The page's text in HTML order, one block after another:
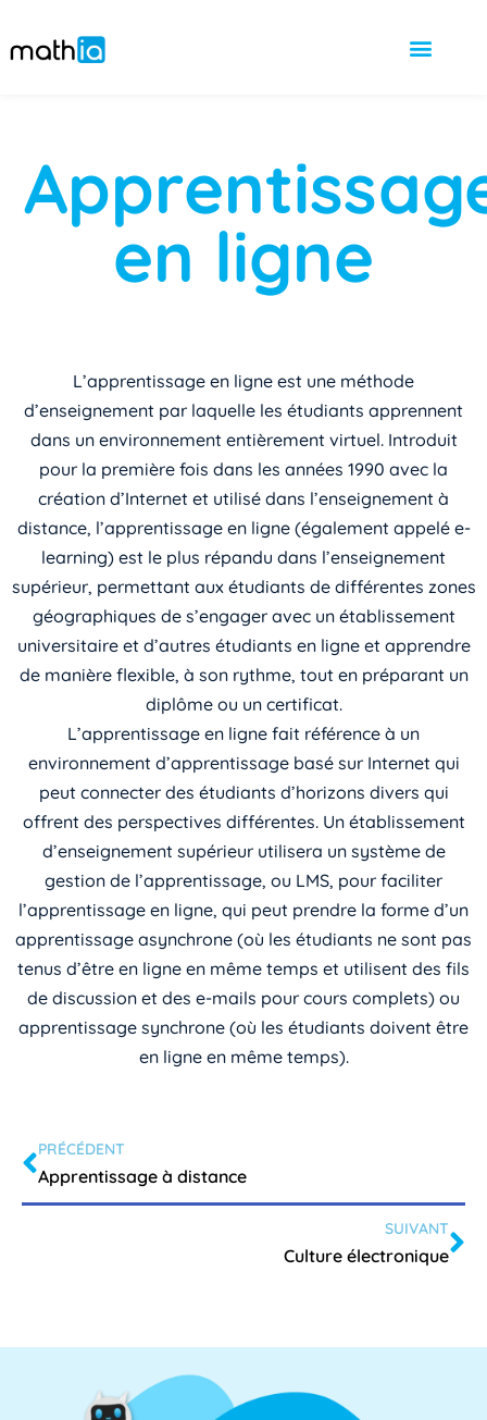
en ligne
L’apprentissage en ligne est une méthode
d’enseignement par laquelle les étudiants apprennent
dans un environnement entièrement virtuel. Introduit
pour la première fois dans les années 1990 avec la
création d’Internet et utilisé dans l’enseignement à
distance, l’apprentissage en ligne (également appelé e-
learning) est le plus répandu dans l’enseignement
supérieur, permettant aux étudiants de différentes zones
géographiques de s’engager avec un établissement
universitaire et d’autres étudiants en ligne et apprendre
de manière flexible, à son rythme, tout en préparant un
diplôme ou un certificat.
L’apprentissage en ligne fait référence à un
environnement d’apprentissage basé sur Internet qui
peut connecter des étudiants d’horizons divers qui
offrent des perspectives différentes. Un établissement
d’enseignement supérieur utilisera un système de
gestion de l’apprentissage, ou LMS, pour faciliter
l’apprentissage en ligne, qui peut prendre la forme d’un
apprentissage asynchrone (où les étudiants ne sont pas
tenus d’être en ligne en même temps et utilisent des fils
de discussion et des e-mails pour cours complets) ou
apprentissage synchrone (où les étudiants doivent être
en ligne en même temps).
PRÉCÉDENT
Apprentissage à distance
SUIVANT
Culture électronique